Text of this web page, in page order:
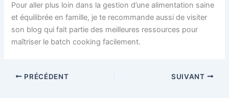
Pour aller plus loin dans la gestion d’une alimentation saine
et équilibrée en famille, je te recommande aussi de visiter
son blog qui fait partie des meilleures ressources pour
maîtriser le batch cooking facilement.
PRÉCÉDENT SUIVANT